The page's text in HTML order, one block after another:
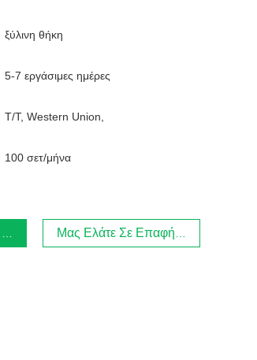
ξύλινη θήκη
5-7 εργάσιμες ημέρες
T/T, Western Union,
100 σετ/μήνα
Μας Ελάτε Σε Επαφή Με